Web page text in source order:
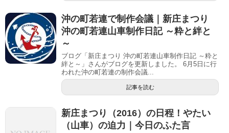
沖の町若連で制作会議｜新庄まつり
沖の町若連山車制作日記 ～粋と絆と
～
ブログ「新庄まつり 沖の町若連山車制作日記 ～粋と
絆と～」さんがブログを更新しました。 6月5日に行
われた沖の町若連の制作会議...
記事を読む
新庄まつり（2016）の日程！やたい
（山車）の迫力｜今日のふた言